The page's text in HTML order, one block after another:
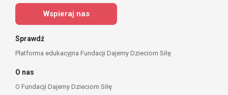
Wspieraj nas
Sprawdź
Platforma edukacyjna Fundacji Dajemy Dzieciom Siłę
O nas
O Fundacji Dajemy Dzieciom Siłę